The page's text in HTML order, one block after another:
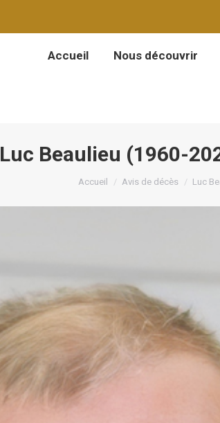
Accueil Nous découvrir
Luc Beaulieu (1960-
Vous êtes ici :
Accueil Avis de décès Luc